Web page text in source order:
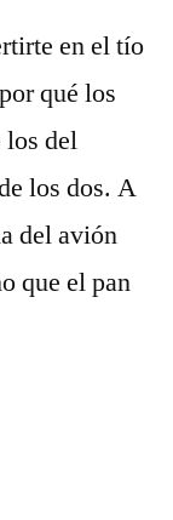
en el tío
qué los
los del
los dos. A
del avión
que el pan